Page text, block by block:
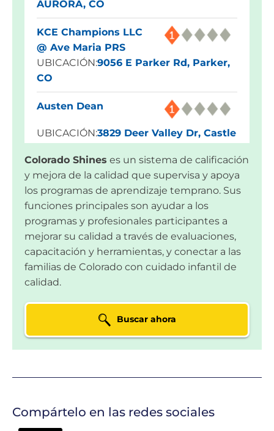
AURORA, CO
KCE Champions LLC
@ Ave Maria PRS
UBICACIÓN:9056 E Parker Rd, Parker,
CO
Austen Dean
UBICACIÓN:3829 Deer Valley Dr, Castle
Blue Skies Exploration
Academy
UBICACIÓN:1960 Dominion Way,
Colorado Springs, CO
Tseganesh Tesega
UBICACIÓN:
Mini Miracles Child
Care
UBICACIÓN:16229 E 99th Way,
Region Valley
clasificado
UBICACIÓN:
Colorado Shines es un sistema de calificación
y mejora de la calidad que supervisa y apoya
los programas de aprendizaje temprano. Sus
funciones principales son ayudar a los
programas y profesionales participantes a
mejorar su calidad a través de evaluaciones,
capacitación y herramientas, y conectar a las
familias de Colorado con cuidado infantil de
calidad.
Buscar ahora
Compártelo en las redes sociales